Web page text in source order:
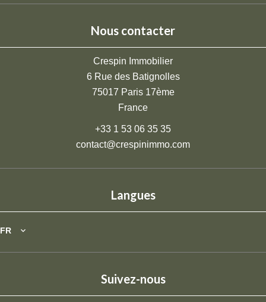
Nous contacter
Crespin Immobilier
6 Rue des Batignolles
75017 Paris 17ème
France
+33 1 53 06 35 35
contact@crespinimmo.com
Langues
FR
Suivez-nous